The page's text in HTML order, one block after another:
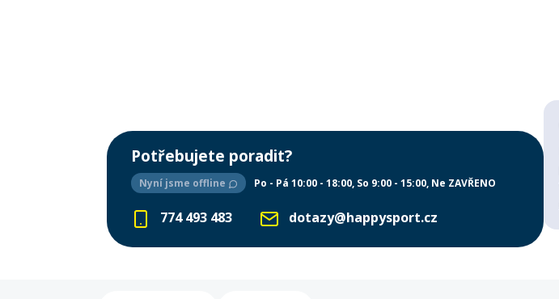
Potřebujete poradit?
Nyní jsme offline Po - Pá 10:00 - 18:00 So 9:00 - 15:00 Ne ZAVŘENO
774 493 483 dotazy@happysport.cz